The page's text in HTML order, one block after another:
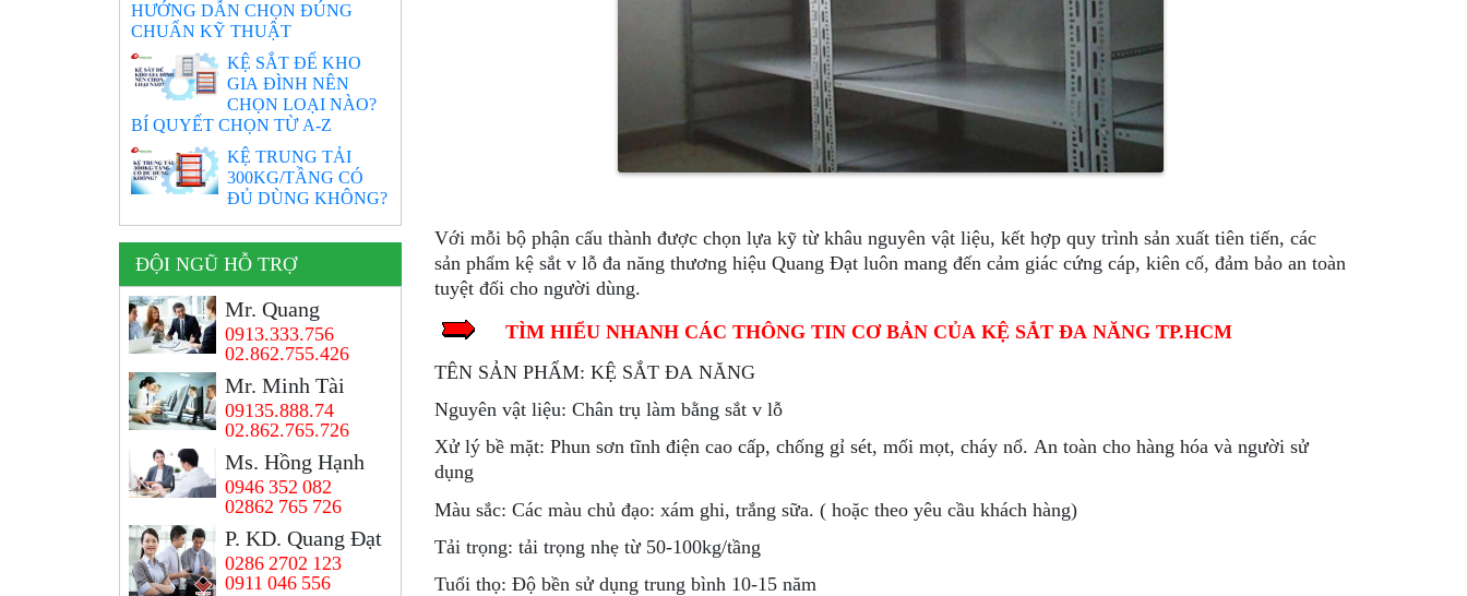
Với mỗi bộ phận cấu thành được chọn lựa kỹ từ khâu nguyên vật liệu, kết hợp quy trình sản xuất tiên tiến, các
sản phẩm kệ sắt v lỗ đa năng thương hiệu Quang Đạt luôn mang đến cảm giác cứng cáp, kiên cố, đảm bảo an toàn
tuyệt đối cho người dùng.
TÌM HIỂU NHANH CÁC THÔNG TIN CƠ BẢN CỦA KỆ SẮT ĐA NĂNG TP.HCM
TÊN SẢN PHẨM: KỆ SẮT ĐA NĂNG
Nguyên vật liệu: Chân trụ làm bằng sắt v lỗ
Xử lý bề mặt: Phun sơn tĩnh điện cao cấp, chống gỉ sét, mối mọt, cháy nổ. An toàn cho hàng hóa và người sử
dụng
Màu sắc: Các màu chủ đạo: xám ghi, trắng sữa. ( hoặc theo yêu cầu khách hàng)
Tải trọng: tải trọng nhẹ từ 50-100kg/tầng
Tuổi thọ: Độ bền sử dụng trung bình 10-15 năm
HƯỚNG DẪN CHỌN ĐÚNG
CHUẨN KỸ THUẬT
KỆ SẮT ĐỂ KHO
GIA ĐÌNH NÊN
CHỌN LOẠI NÀO?
BÍ QUYẾT CHỌN TỪ A-Z
KỆ TRUNG TẢI
300KG/TẦNG CÓ
ĐỦ DÙNG KHÔNG?
ĐỘI NGŨ HỖ TRỢ
Mr. Quang
0913.333.756
02.862.755.426
Mr. Minh Tài
09135.888.74
02.862.765.726
Ms. Hồng Hạnh
0946 352 082
02862 765 726
P. KD. Quang Đạt
0286 2702 123
0911 046 556